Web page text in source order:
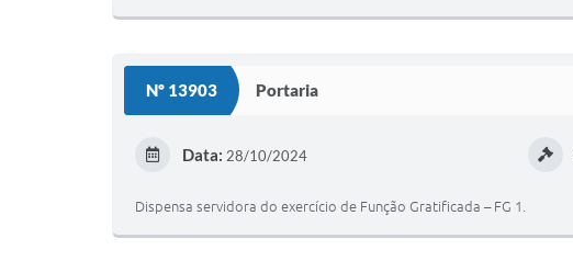
Nº 13903 Portaria
Data: 28/10/2024
Dispensa servidora do exercício de Função Gratificada – FG 1.